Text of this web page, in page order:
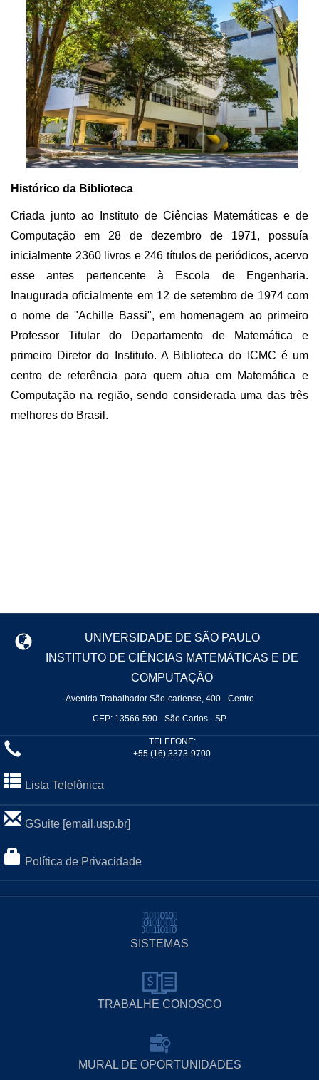
Histórico da Biblioteca
Criada junto ao Instituto de Ciências Matemáticas e de
Computação em 28 de dezembro de 1971, possuía
inicialmente 2360 livros e 246 títulos de periódicos, acervo
esse antes pertencente à Escola de Engenharia.
Inaugurada oficialmente em 12 de setembro de 1974 com
o nome de "Achille Bassi", em homenagem ao primeiro
Professor Titular do Departamento de Matemática e
primeiro Diretor do Instituto. A Biblioteca do ICMC é um
centro de referência para quem atua em Matemática e
Computação na região, sendo considerada uma das três
melhores do Brasil.
UNIVERSIDADE DE SÃO PAULO
INSTITUTO DE CIÊNCIAS MATEMÁTICAS E DE
COMPUTAÇÃO
Avenida Trabalhador São-carlense, 400 - Centro
CEP: 13566-590 - São Carlos - SP
TELEFONE:
+55 (16) 3373-9700
Lista Telefônica
GSuite [email.usp.br]
Política de Privacidade
SISTEMAS
TRABALHE CONOSCO
MURAL DE OPORTUNIDADES